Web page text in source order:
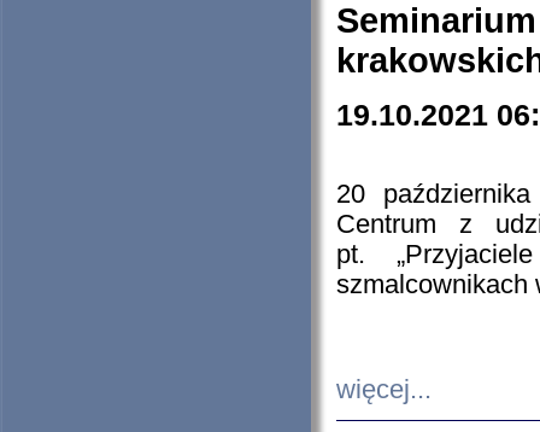
19.10.2021
20
Centrum z
pt.
szmalcownikach
więcej...